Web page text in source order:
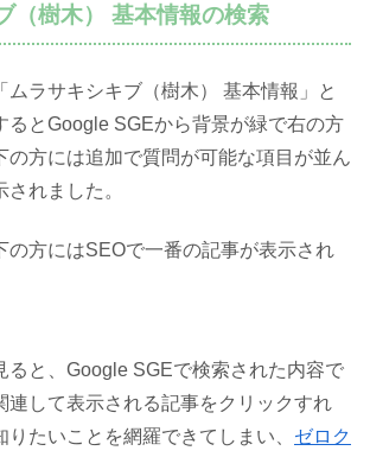
（樹木） 基本情報の検索
ラサキシキブ（樹木） 基本情報」と
るとGoogle SGEから背景が緑で右の方
の方には追加で質問が可能な項目が並ん
れました。
方にはSEOで一番の記事が表示され
と、Google SGEで検索された内容で
連して表示される記事をクリックすれ
りたいことを網羅できてしまい、 ゼロク